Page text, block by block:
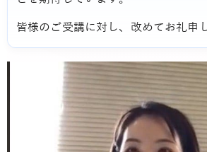
皆様のご受講に対し、改めてお礼申